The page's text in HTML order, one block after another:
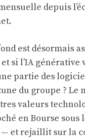
depuis
est désormais
si l’IA générative
partie des
du groupe ? Le
valeurs
en Bourse sous
— et rejaillit sur la